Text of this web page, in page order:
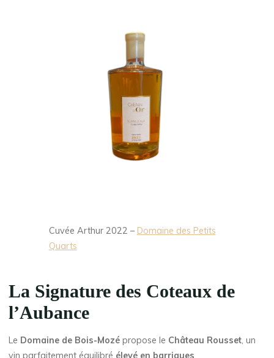
Cuvée Arthur 2022 – Domaine des Petits
Quarts
La Signature des Coteaux de
l’Aubance
Le Domaine de Bois-Mozé propose le Château Rousset, un
vin parfaitement équilibré élevé en barriques